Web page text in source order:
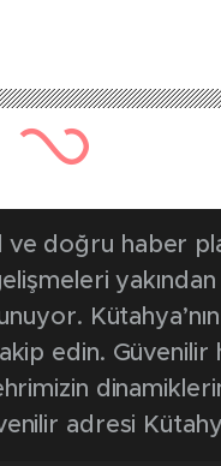
ve doğru haber
edin. Güvenilir
adresi